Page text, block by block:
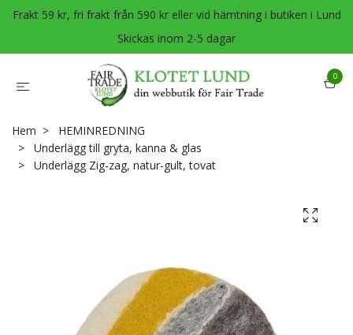
Frakt 59 kr, fri frakt från 590 kr eller vid hämtning i butiken i Lund
Skickas inom 2-5 dagar
0
Hem
HEMINREDNING
Underlägg till gryta, kanna & glas
Underlägg Zig-zag, natur-gult, tovat